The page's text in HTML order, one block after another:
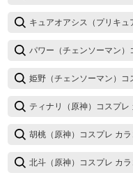
キュアオアシス（プリキュ
パワー（チェンソーマン）
姫野（チェンソーマン）コ
ティナリ（原神）コスプレ
胡桃（原神）コスプレ カラ
北斗（原神）コスプレ カラ